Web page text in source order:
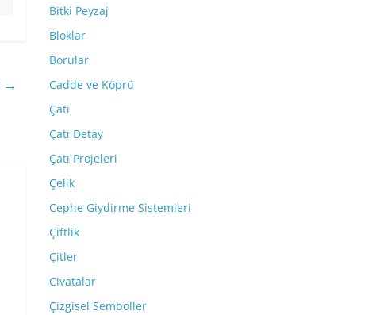
→
Bitki Peyzaj
Bloklar
Borular
Cadde ve Köprü
Çatı
Çatı Detay
Çatı Projeleri
Çelik
Cephe Giydirme Sistemleri
Çiftlik
Çitler
Civatalar
Çizgisel Semboller